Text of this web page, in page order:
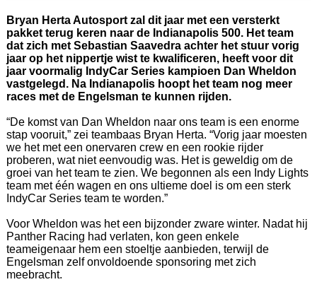
Bryan Herta Autosport zal dit jaar met een versterkt
pakket terug keren naar de Indianapolis 500. Het team
dat zich met Sebastian Saavedra achter het stuur vorig
jaar op het nippertje wist te kwalificeren, heeft voor dit
jaar voormalig IndyCar Series kampioen Dan Wheldon
vastgelegd. Na Indianapolis hoopt het team nog meer
races met de Engelsman te kunnen rijden.
“De komst van Dan Wheldon naar ons team is een enorme
stap vooruit,” zei teambaas Bryan Herta. “Vorig jaar moesten
we het met een onervaren crew en een rookie rijder
proberen, wat niet eenvoudig was. Het is geweldig om de
groei van het team te zien. We begonnen als een Indy Lights
team met één wagen en ons ultieme doel is om een sterk
IndyCar Series team te worden.”
Voor Wheldon was het een bijzonder zware winter. Nadat hij
Panther Racing had verlaten, kon geen enkele
teameigenaar hem een stoeltje aanbieden, terwijl de
Engelsman zelf onvoldoende sponsoring met zich
meebracht.